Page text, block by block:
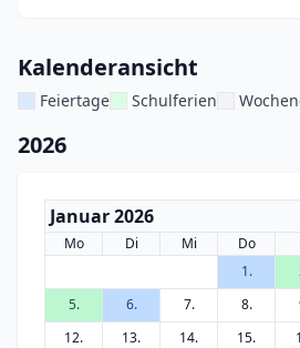
Kalenderansicht
Feiertage Schulferien
2026
Januar 2026
Mo Di Mi Do
1.
5.
6. 7. 8.
12.
13. 14. 15.